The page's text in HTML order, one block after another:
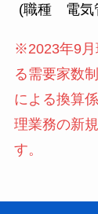
(職種 電気
※2023年9
る需要家数
による換算
理業務の新
す。